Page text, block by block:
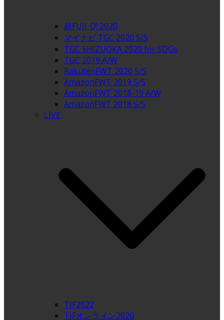
超FUJI-Q! 2020
マイナビ TGC 2020 S/S
TGC SHIZUOKA 2020 for SDGs
TGC 2019 A/W
RakutenFWT 2020 S/S
AmazonFWT 2019 S/S
AmazonFWT 2018-19 A/W
AmazonFWT 2018 S/S
LIVE
TIF2022
TIFオンライン2020